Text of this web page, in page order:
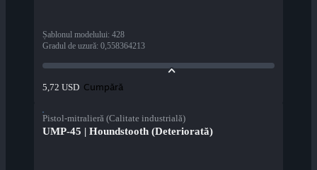
Șablonul modelului: 428
Gradul de uzură: 0,558364213
5,72 USD Cumpără
Pistol-mitralieră (Calitate industrială)
UMP-45 | Houndstooth (Deteriorată)